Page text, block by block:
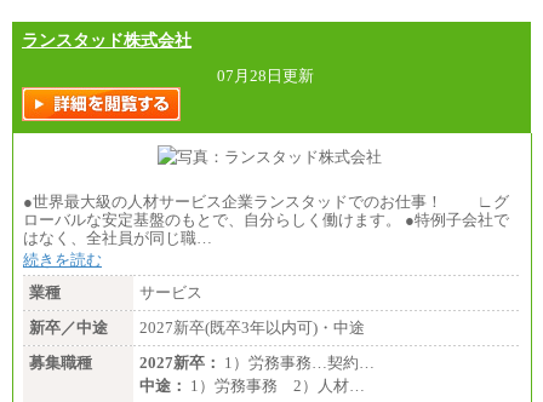
ランスタッド株式会社
07月28日更新
●世界最大級の人材サービス企業ランスタッドでのお仕事！ ∟グ
ローバルな安定基盤のもとで、自分らしく働けます。 ●特例子会社で
はなく、全社員が同じ職…
続きを読む
業種
サービス
新卒／中途
2027新卒(既卒3年以内可)・中途
募集職種
2027新卒： 1）労務事務…契約…
中途： 1）労務事務 2）人材…